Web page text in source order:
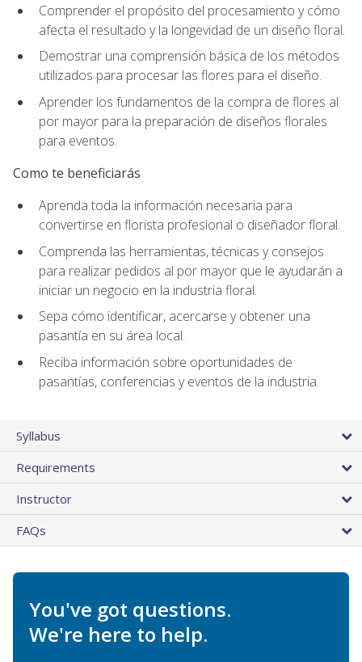
Comprender el propósito del procesamiento y cómo
afecta el resultado y la longevidad de un diseño floral.
Demostrar una comprensión básica de los métodos
utilizados para procesar las flores para el diseño.
Aprender los fundamentos de la compra de flores al
por mayor para la preparación de diseños florales
para eventos.
Como te beneficiarás
Aprenda toda la información necesaria para
convertirse en florista profesional o diseñador floral.
Comprenda las herramientas, técnicas y consejos
para realizar pedidos al por mayor que le ayudarán a
iniciar un negocio en la industria floral.
Sepa cómo identificar, acercarse y obtener una
pasantía en su área local.
Reciba información sobre oportunidades de
pasantías, conferencias y eventos de la industria.
Syllabus
Requirements
Instructor
FAQs
You've got questions.
We're here to help.